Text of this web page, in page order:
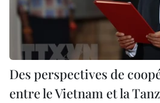
Des perspectives de
entre le Vietnam et la